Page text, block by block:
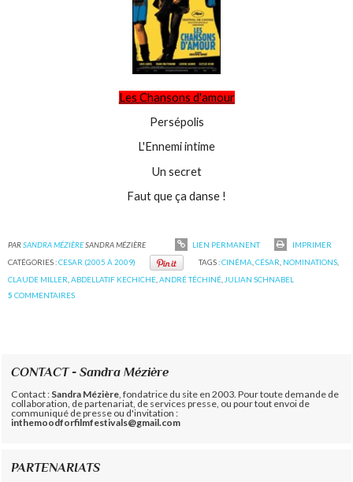
Les Chansons d'amour
Persépolis
L'Ennemi intime
Un secret
Faut que ça danse !
PARSANDRA MÉZIÈRESANDRA MÉZIÈRE LIEN PERMANENT
IMPRIMER
CATÉGORIES :CESAR (2005 À 2009) TAGS :CINÉMA CÉSAR NOMINATIONS,
CLAUDE MILLER ,ABDELLATIF KECHICHE ,ANDRÉ TÉCHINÉ JULIAN SCHNABEL
5 COMMENTAIRES
CONTACT - Sandra Mézière
Contact : Sandra Mézière , fondatrice du site en 2003. Pour toute demande de
collaboration, de partenariat, de services presse, ou pour tout envoi de
communiqué de presse ou d'invitation :
inthemoodforfilmfestivals@gmail.com
PARTENARIATS